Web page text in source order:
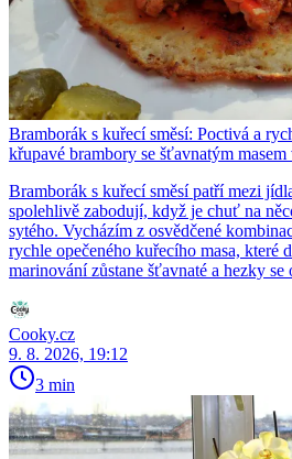
Bramborák s kuřecí směsí: Poctivá a
křupavé brambory se šťavnatým
Bramborák s kuřecí směsí patří mezi
spolehlivě zabodují, když je chuť na
sytého. Vycházím z osvědčené
rychle opečeného kuřecího masa, které
marinování zůstane šťavnaté a hezky se
Cooky.cz
9. 8. 2026, 19:12
3 min